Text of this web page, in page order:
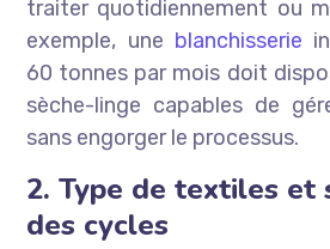
traiter quotidiennement ou
exemple, une blanchisserie
60 tonnes par mois doit
sèche-linge capables de
sans engorger le processus.
2. Type de textiles et
des cycles